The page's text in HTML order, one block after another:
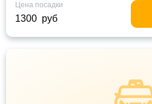
Цена посадки
1300 руб